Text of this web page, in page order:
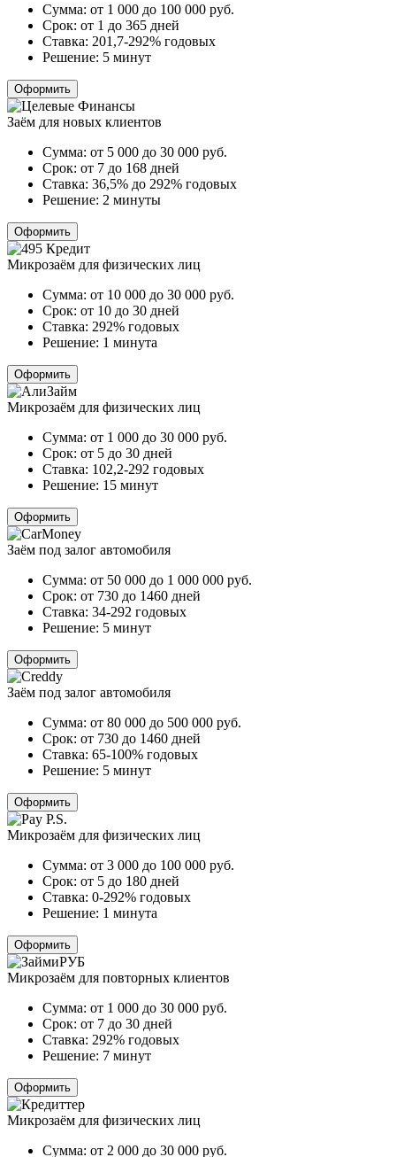
Сумма: от 1 000 до 100 000 руб.
Срок: от 1 до 365 дней
Ставка: 201,7-292% годовых
Решение: 5 минут
Оформить
Заём для новых клиентов
Сумма: от 5 000 до 30 000 руб.
Срок: от 7 до 168 дней
Ставка: 36,5% до 292% годовых
Решение: 2 минуты
Оформить
Микрозаём для физических лиц
Сумма: от 10 000 до 30 000 руб.
Срок: от 10 до 30 дней
Ставка: 292% годовых
Решение: 1 минута
Оформить
Микрозаём для физических лиц
Сумма: от 1 000 до 30 000 руб.
Срок: от 5 до 30 дней
Ставка: 102,2-292 годовых
Решение: 15 минут
Оформить
Заём под залог автомобиля
Сумма: от 50 000 до 1 000 000 руб.
Срок: от 730 до 1460 дней
Ставка: 34-292 годовых
Решение: 5 минут
Оформить
Заём под залог автомобиля
Сумма: от 80 000 до 500 000 руб.
Срок: от 730 до 1460 дней
Ставка: 65-100% годовых
Решение: 5 минут
Оформить
Микрозаём для физических лиц
Сумма: от 3 000 до 100 000 руб.
Срок: от 5 до 180 дней
Ставка: 0-292% годовых
Решение: 1 минута
Оформить
Микрозаём для повторных клиентов
Сумма: от 1 000 до 30 000 руб.
Срок: от 7 до 30 дней
Ставка: 292% годовых
Решение: 7 минут
Оформить
Микрозаём для физических лиц
Сумма: от 2 000 до 30 000 руб.